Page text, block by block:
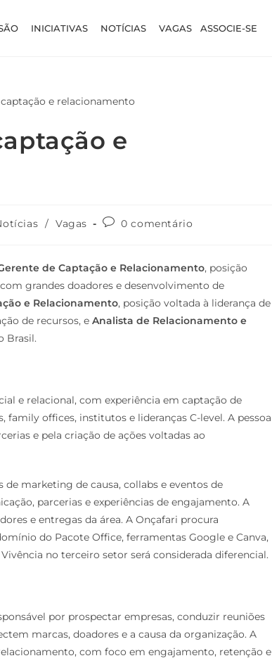
INICIATIVAS NOTÍCIAS VAGAS ASSOCIE-SE
e
/ Vagas 0 comentário
de Captação e Relacionamento, posição
grandes doadores e desenvolvimento de
e Relacionamento, posição voltada à liderança de
de recursos, e Analista de Relacionamento e
Brasil.
e relacional, com experiência em captação de
offices, institutos e lideranças C-level. A pessoa
e pela criação de ações voltadas ao
marketing de causa, collabs e eventos de
parcerias e experiências de engajamento. A
e entregas da área. A Onçafari procura
do Pacote Office, ferramentas Google e Canva,
no terceiro setor será considerada diferencial.
por prospectar empresas, conduzir reuniões
marcas, doadores e a causa da organização. A
com foco em engajamento, retenção e